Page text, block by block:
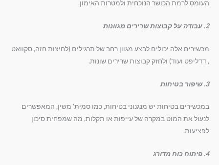
העומס לרמת הכושר הנוכחית ולמטרות האימון.
2. עבודה על קבוצות שרירים מגוונות
מכשירים אלה יכולים לבצע מגוון רחב של תרגילים (לחיצות חזה, סקוואט
, דדליפט ועוד) ולחזק קבוצות שרירים שונות.
3. שיפור בטיחות
במכשירים בטיחות יש מנגנוני בטיחות, כמו סמית' משין, המאפשרים
לנעול את המוט במקרה של עייפות או תקלות, מה שמפחית סיכון
לפציעות.
4. פיתוח כוח מדורג